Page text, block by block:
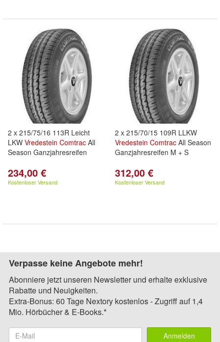
2 x 215/75/16 113R Leicht
LKW Vredestein Comtrac All
Season Ganzjahresreifen
234,00 €
Kostenloser Versand
2 x 215/70/15 109R LLKW
Vredestein Comtrac All Season
Ganzjahresreifen M + S
312,00 €
Kostenloser Versand
Verpasse keine Angebote mehr!
Abonniere jetzt unseren Newsletter und erhalte exklusive
Rabatte und Neuigkeiten.
Extra-Bonus: 60 Tage Nextory kostenlos - Zugriff auf 1,4
Mio. Hörbücher & E-Books.*
Anmelden